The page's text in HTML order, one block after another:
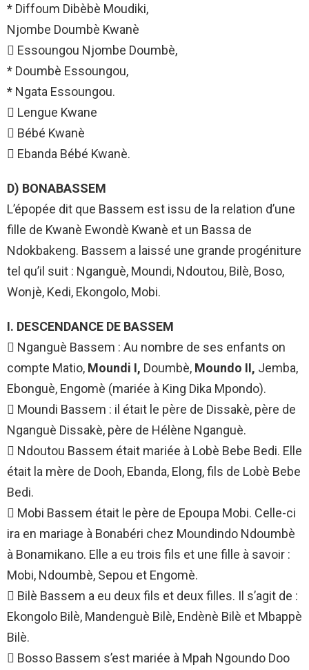
* Diffoum Dibèbè Moudiki,
Njombe Doumbè Kwanè
 Essoungou Njombe Doumbè,
* Doumbè Essoungou,
* Ngata Essoungou.
 Lengue Kwane
 Bébé Kwanè
 Ebanda Bébé Kwanè.
D) BONABASSEM
L’épopée dit que Bassem est issu de la relation d’une
fille de Kwanè Ewondè Kwanè et un Bassa de
Ndokbakeng. Bassem a laissé une grande progéniture
tel qu’il suit : Nganguè, Moundi, Ndoutou, Bilè, Boso,
Wonjè, Kedi, Ekongolo, Mobi.
I. DESCENDANCE DE BASSEM
 Nganguè Bassem : Au nombre de ses enfants on
compte Matio, Moundi I, Doumbè, Moundo II, Jemba,
Ebonguè, Engomè (mariée à King Dika Mpondo).
 Moundi Bassem : il était le père de Dissakè, père de
Nganguè Dissakè, père de Hélène Nganguè.
 Ndoutou Bassem était mariée à Lobè Bebe Bedi. Elle
était la mère de Dooh, Ebanda, Elong, fils de Lobè Bebe
Bedi.
 Mobi Bassem était le père de Epoupa Mobi. Celle-ci
ira en mariage à Bonabéri chez Moundindo Ndoumbè
à Bonamikano. Elle a eu trois fils et une fille à savoir :
Mobi, Ndoumbè, Sepou et Engomè.
 Bilè Bassem a eu deux fils et deux filles. Il s’agit de :
Ekongolo Bilè, Mandenguè Bilè, Endènè Bilè et Mbappè
Bilè.
 Bosso Bassem s’est mariée à Mpah Ngoundo Doo